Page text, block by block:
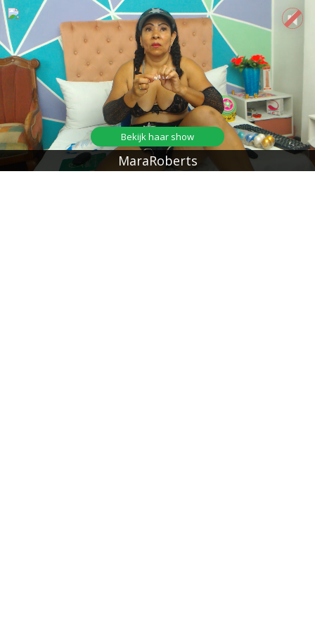
MaraRoberts
Bekijk haar show